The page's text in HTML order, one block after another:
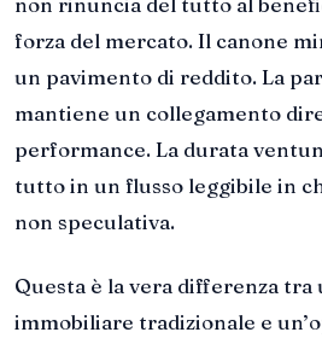
forza del mercato. Il canone
un pavimento di reddito. La
mantiene un collegamento
performance. La durata
tutto in un flusso leggibile in
non speculativa.
Questa è la vera differenza tra
immobiliare tradizionale e